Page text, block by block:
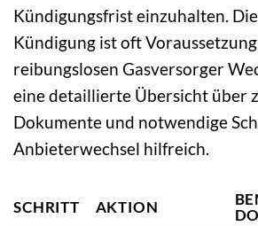
Kündigungsfrist einzuhalten.
Kündigung ist oft
reibungslosen Gasversorger
eine detaillierte Übersicht über
Dokumente und notwendige
Anbieterwechsel hilfreich.
SCHRITT AKTION